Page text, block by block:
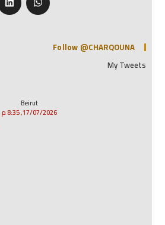
Follow @CHARQOUNA
My Tweets
Beirut
17/07/2026, 8:35 م